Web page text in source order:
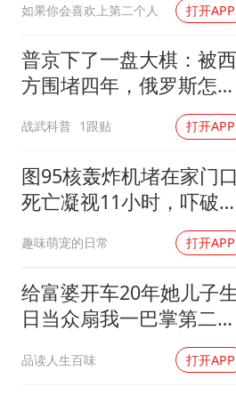
习近平心
如果你会喜欢上第二个人 打开APP
普京下了一盘大棋：被西
方围堵四年，俄罗斯怎么
反倒打出了国运翻盘？
战武科普 1跟贴 打开APP
图95核轰炸机堵在家门口
死亡凝视11小时，吓破胆
趣味萌宠的日常 打开APP
给富婆开车20年她儿子生
日当众扇我一巴掌第二天
品读人生百味 打开APP